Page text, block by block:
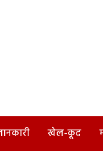
खेल-कूद